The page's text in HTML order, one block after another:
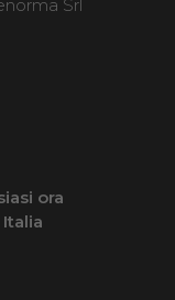
Srl
ora